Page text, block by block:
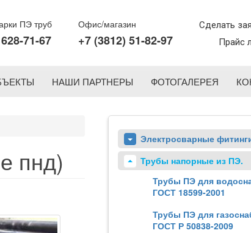
ПЭ труб
71-67
Офис/магазин
+7 (3812) 51-82-97
Сделать
Прайс
НАШИ ПАРТНЕРЫ ФОТОГАЛЕРЕЯ
пнд)
Электросварные
Трубы напорные из ПЭ.
Трубы ПЭ для
ГОСТ 18599-2001
Трубы ПЭ для
ГОСТ Р 50838-2009